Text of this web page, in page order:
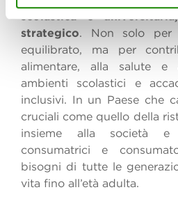
scolastica e
strategico. Non solo per
equilibrato, ma per
alimentare, alla salute e
ambienti scolastici e
inclusivi. In un Paese che
cruciali come quello della
insieme alla società
consumatrici e
bisogni di tutte le
vita fino all’età adulta.